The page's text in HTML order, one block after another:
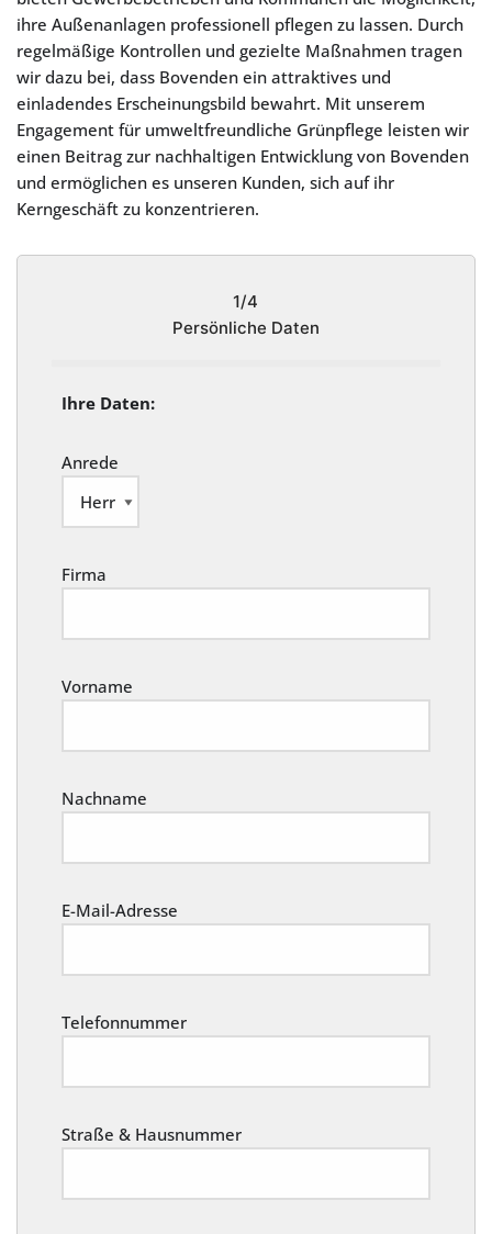
ihre Außenanlagen professionell pflegen zu lassen. Durch
regelmäßige Kontrollen und gezielte Maßnahmen tragen
wir dazu bei, dass Bovenden ein attraktives und
einladendes Erscheinungsbild bewahrt. Mit unserem
Engagement für umweltfreundliche Grünpflege leisten wir
einen Beitrag zur nachhaltigen Entwicklung von Bovenden
und ermöglichen es unseren Kunden, sich auf ihr
Kerngeschäft zu konzentrieren.
1/4
Persönliche Daten
Ihre Daten:
Anrede
Firma
Vorname
Nachname
E-Mail-Adresse
Telefonnummer
Straße & Hausnummer